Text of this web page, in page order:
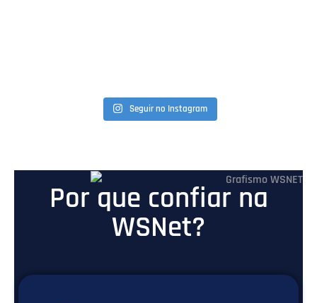
Seguir no Instagram
Por que confiar na
WSNet?